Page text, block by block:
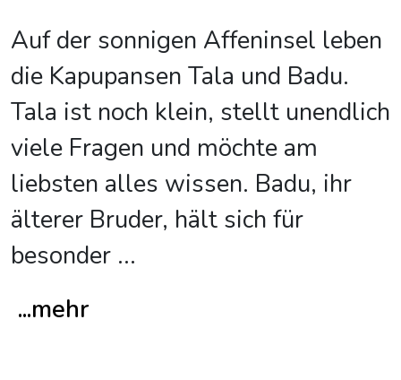
Auf der sonnigen Affeninsel leben
die Kapupansen Tala und Badu.
Tala ist noch klein, stellt unendlich
viele Fragen und möchte am
liebsten alles wissen. Badu, ihr
älterer Bruder, hält sich für
besonder ...
...mehr